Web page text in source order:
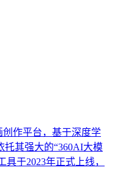
作平台，基于深度学
其强大的“360AI大模
于2023年正式上线，